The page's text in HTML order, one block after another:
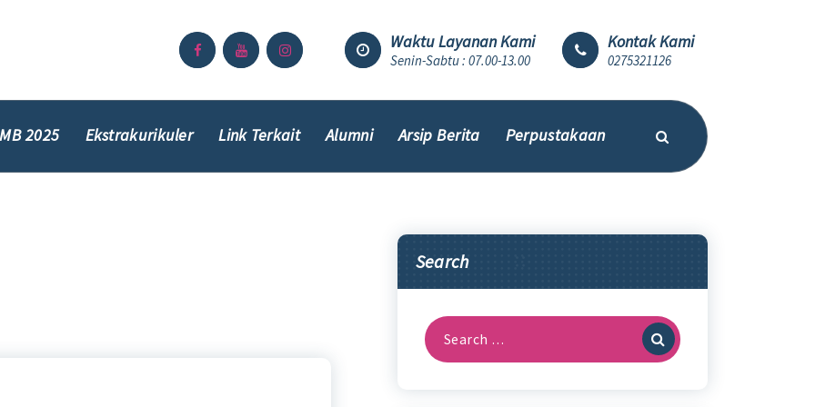
Waktu Layanan Kami
Senin-Sabtu : 07.00-13.00
Kontak Kami
0275321126
2025 Ekstrakurikuler Link Terkait Alumni Arsip Berita Perpustakaan
Search
Search
for: